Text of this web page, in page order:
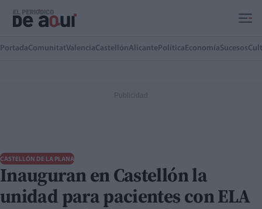
PortadaComunitatValenciaCastellónAlicante Política EconomíaSucesos
CASTELLÓN DE LA PLANA
Inauguran en Castellón la
unidad para pacientes con ELA